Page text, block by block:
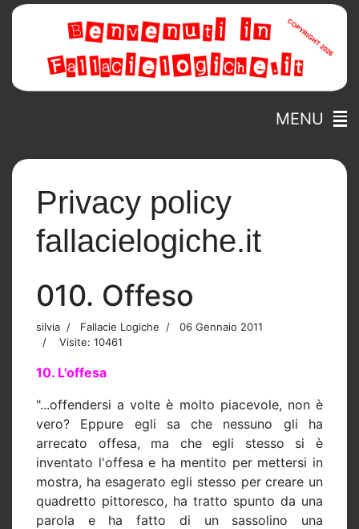
MENU
Privacy policy
fallacielogiche.it
010. Offeso
silvia Fallacie Logiche
06 Gennaio 2011
Visite: 10461
10. L'offesa
"...offendersi a volte è molto piacevole, non è
vero? Eppure egli sa che nessuno gli ha
arrecato offesa, ma che egli stesso si è
inventato l'offesa e ha mentito per mettersi in
mostra, ha esagerato egli stesso per creare un
quadretto pittoresco, ha tratto spunto da una
parola e ha fatto di un sassolino una